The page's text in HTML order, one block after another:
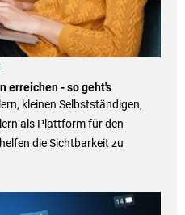
erreichen - so geht's
kleinen Selbstständigen,
als Plattform für den
die Sichtbarkeit zu